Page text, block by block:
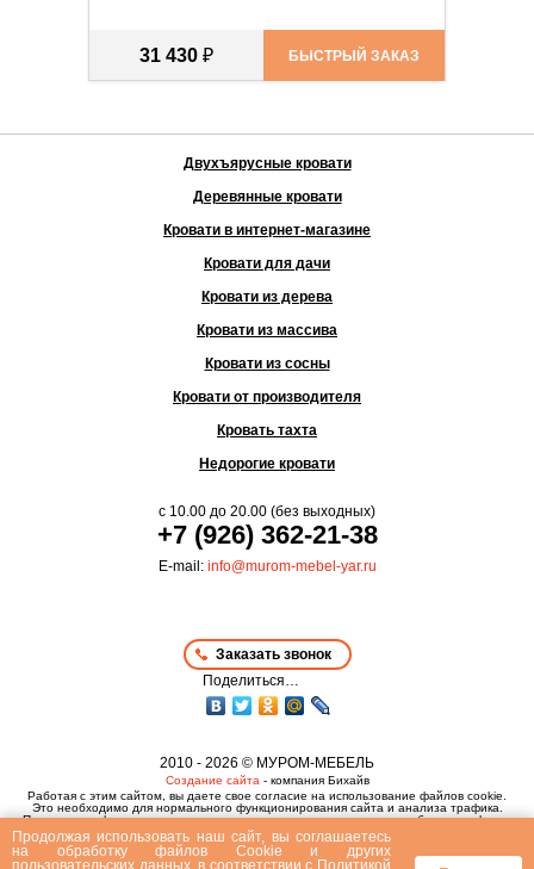
31 430 ₽ БЫСТРЫЙ ЗАКАЗ
Двухъярусные кровати
Деревянные кровати
Кровати в интернет-магазине
Кровати для дачи
Кровати из дерева
Кровати из массива
Кровати из сосны
Кровати от производителя
Кровать тахта
Недорогие кровати
с 10.00 до 20.00 (без выходных)
+7 (926) 362-21-38
E-mail: info@murom-mebel-yar.ru
Заказать звонок
Поделиться…
2010 - 2026 © МУРОМ-МЕБЕЛЬ
Создание сайта - компания Бихайв
Работая с этим сайтом, вы даете свое согласие на использование файлов cookie.
Это необходимо для нормального функционирования сайта и анализа трафика.
Политика конфиденциальности,пользовательское соглашениеипубличная оферта
Продолжая использовать наш сайт, вы соглашаетесь
на обработку файлов Сookie и других
пользовательских данных, в соответствии с Политикой